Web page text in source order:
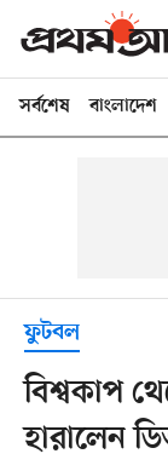
সর্বশেষ বাংলাদেশ
ফুটবল
বিশ্বকাপ
হারালেন